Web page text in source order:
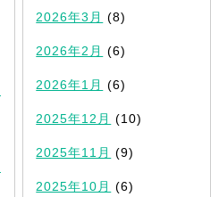
2026年3月 (8)
2026年2月 (6)
2026年1月 (6)
2025年12月 (10)
2025年11月 (9)
2025年10月 (6)